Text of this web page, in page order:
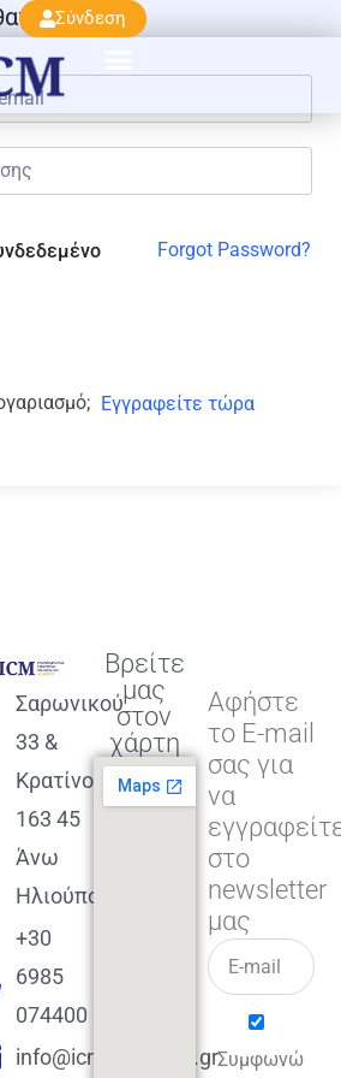
Σύνδεση
πάλι!
Forgot Password?
Εγγραφείτε τώρα
Σαρωνικού
33 &
Κρατίνου
163 45
Άνω
Ηλιούπολη
+30
6985
074400
info@icmacademy.gr
Βρείτε
μας
στον
χάρτη
Αφήστε
το E-mail
σας για
να
στο
newsletter
μας
Συμφωνώ